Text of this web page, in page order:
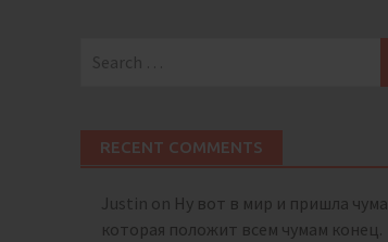
RECENT COMMENTS
Justin on Ну вот в мир и пришла чума,
которая положит всем чумам конец.